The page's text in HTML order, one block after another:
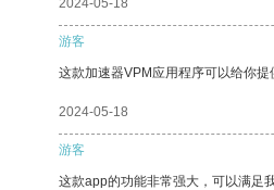
2024-05-18
游客
这款加速器VPM应用程序可以给你提
2024-05-18
游客
这款app的功能非常强大，可以满足